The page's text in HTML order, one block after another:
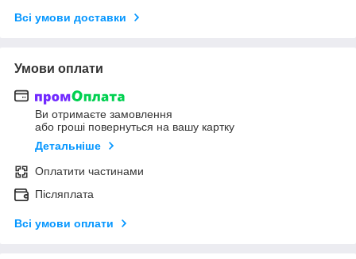
Всі умови доставки
Умови оплати
Ви отримаєте замовлення
або гроші повернуться на вашу картку
Детальніше
Оплатити частинами
Післяплата
Всі умови оплати